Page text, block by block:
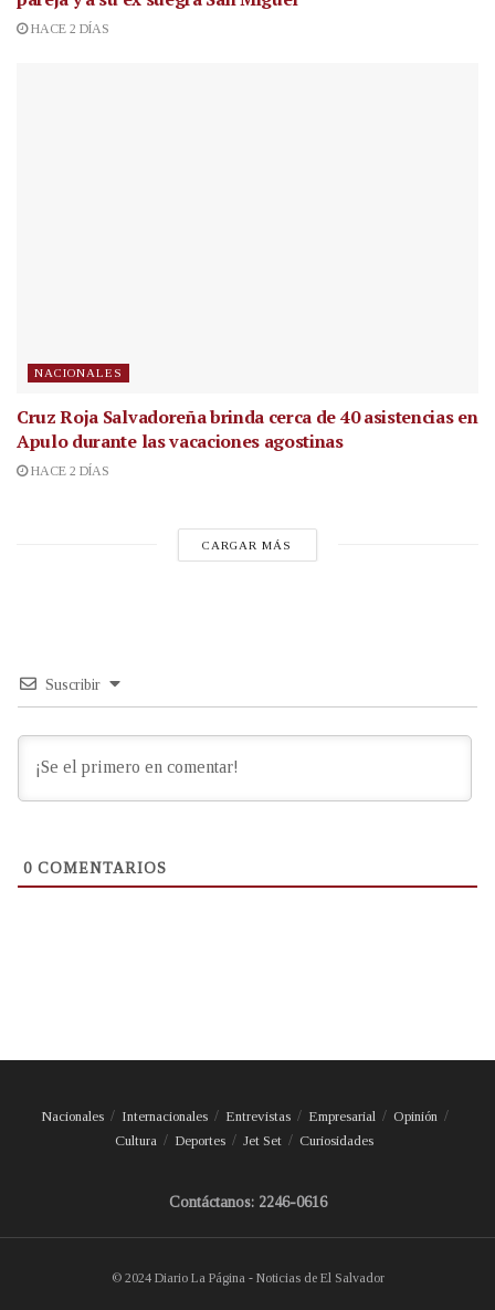
HACE 2 DÍAS
NACIONALES
Cruz Roja Salvadoreña brinda cerca de 40 asistencias en
Apulo durante las vacaciones agostinas
HACE 2 DÍAS
CARGAR MÁS
Suscribir
0 COMENTARIOS
Nacionales Internacionales Entrevistas Empresarial
Opinión
Cultura
Deportes Jet Set Curiosidades
Contáctanos: 2246-0616
© 2024 Diario La Página - Noticias de El Salvador